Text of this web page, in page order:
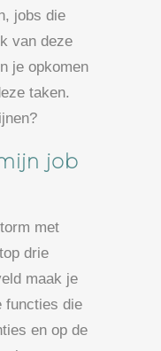
jobs die
van deze
je opkomen
taken.
job
met
drie
maak je
functies die
en op de